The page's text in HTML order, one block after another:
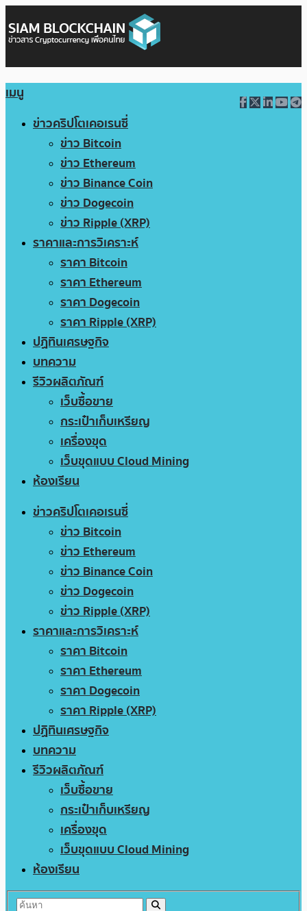
เมนู
ข่าวคริปโตเคอเรนซี่
ข่าว Bitcoin
ข่าว Ethereum
ข่าว Binance Coin
ข่าว Dogecoin
ข่าว Ripple (XRP)
ราคาและการวิเคราะห์
ราคา Bitcoin
ราคา Ethereum
ราคา Dogecoin
ราคา Ripple (XRP)
ปฏิทินเศรษฐกิจ
บทความ
รีวิวผลิตภัณฑ์
เว็บซื้อขาย
กระเป๋าเก็บเหรียญ
เครื่องขุด
เว็บขุดแบบ Cloud Mining
ห้องเรียน
ข่าวคริปโตเคอเรนซี่
ข่าว Bitcoin
ข่าว Ethereum
ข่าว Binance Coin
ข่าว Dogecoin
ข่าว Ripple (XRP)
ราคาและการวิเคราะห์
ราคา Bitcoin
ราคา Ethereum
ราคา Dogecoin
ราคา Ripple (XRP)
ปฏิทินเศรษฐกิจ
บทความ
รีวิวผลิตภัณฑ์
เว็บซื้อขาย
กระเป๋าเก็บเหรียญ
เครื่องขุด
เว็บขุดแบบ Cloud Mining
ห้องเรียน